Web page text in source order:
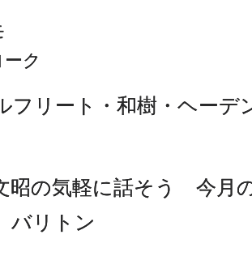
ク
リート・和樹・ヘーデ
の気軽に話そう 今月
リトン